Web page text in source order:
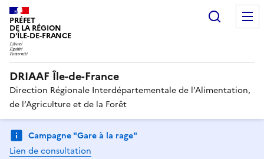
PRÉFET
DE LA RÉGION
D'ÎLE-DE-FRANCE
DRIAAF Île-de-France
Direction Régionale Interdépartementale de l’Alimentation,
de l’Agriculture et de la Forêt
Campagne "Gare à la rage"
Lien de consultation